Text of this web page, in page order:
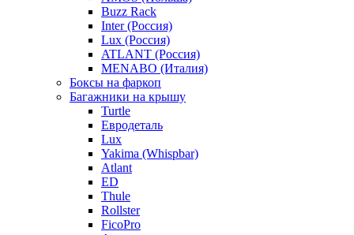
Buzz Rack
Inter (Россия)
Lux (Россия)
ATLANT (Россия)
MENABO (Италия)
Боксы на фаркоп
Багажники на крышу
Turtle
Евродеталь
Lux
Yakima (Whispbar)
Atlant
ED
Thule
Rollster
FicoPro